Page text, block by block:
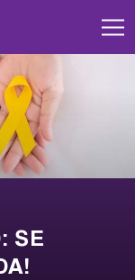
SE